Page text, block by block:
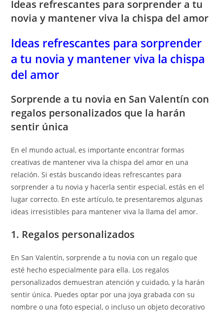
Ideas refrescantes para sorprender a tu
novia y mantener viva la chispa del amor
Ideas refrescantes para sorprender
a tu novia y mantener viva la chispa
del amor
Sorprende a tu novia en San Valentín con
regalos personalizados que la harán
sentir única
En el mundo actual, es importante encontrar formas
creativas de mantener viva la chispa del amor en una
relación. Si estás buscando ideas refrescantes para
sorprender a tu novia y hacerla sentir especial, estás en el
lugar correcto. En este artículo, te presentaremos algunas
ideas irresistibles para mantener viva la llama del amor.
1. Regalos personalizados
En San Valentín, sorprende a tu novia con un regalo que
esté hecho especialmente para ella. Los regalos
personalizados demuestran atención y cuidado, y la harán
sentir única. Puedes optar por una joya grabada con su
nombre o una foto especial, o incluso un objeto decorativo